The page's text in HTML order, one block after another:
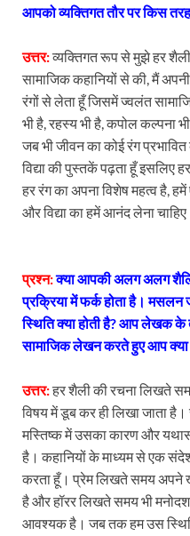
आपको व्यक्तिगत तौर पर किस
उत्तर:व्यक्तिगत रूप से मुझे हर
सामाजिक कहानियों से की, मैं
रंगों से लेता हूँ जिसमें ज्वलंत
भी है, रहस्य भी है, कपोल कल्पना
जब भी जीवन का कोई रंग
विद्या की पुस्तकें पढ़ता हूँ इसलिए
हर रंग का अपना विशेष महत्व है,
और विद्या का हमें आनंद लेना
प्रश्न:क्याआपकी अलग अलग
प्रक्रिया में फर्क होता है।
स्थिति क्या होती है? आप लेखक के
सामाजिक लेखन करते हुए आप क्या
उत्तर:हर शैली की रचना लिखते
विषय में डूब कर ही लिखा जाता
मस्तिष्क में उसका कारण और
है। कहानियों के माध्यम से एक
करता हूँ। प्रेम लिखते समय अपने
है और हॉरर लिखते समय भी
आवश्यक है। जब तक हम उस